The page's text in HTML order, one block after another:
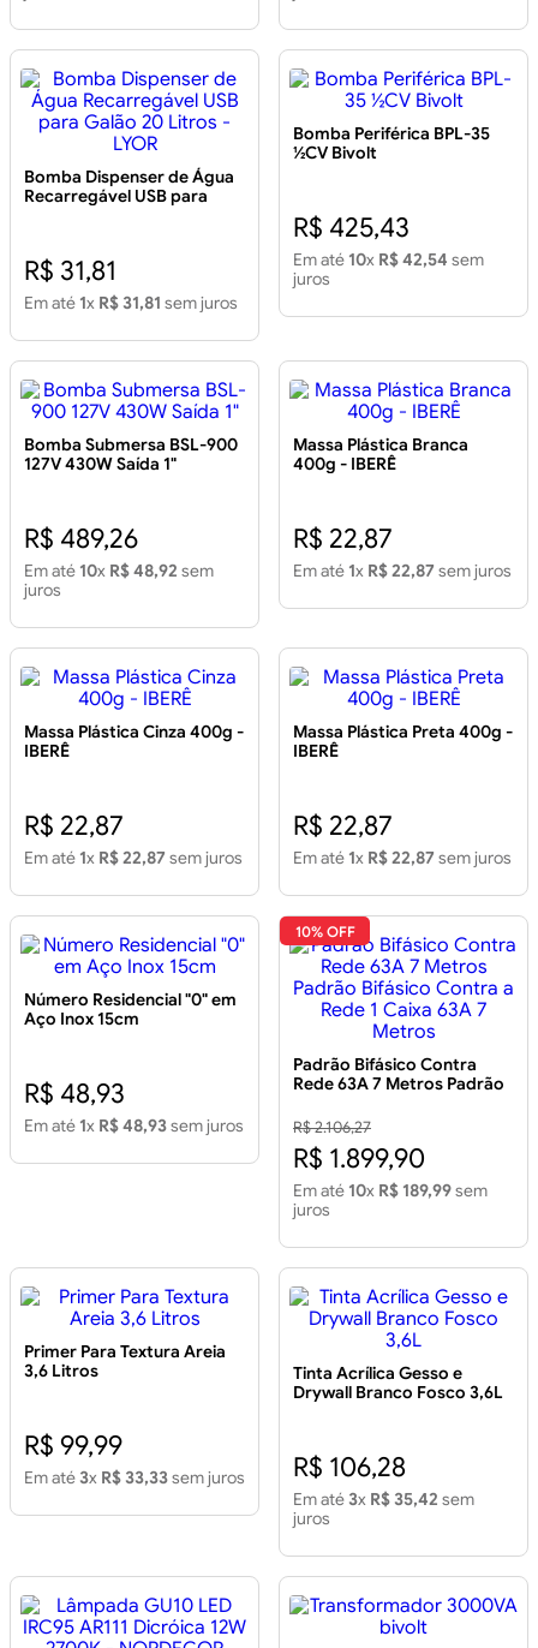
Bomba Dispenser de Água
Recarregável USB para
R$ 31,81
Em até 1x R$ 31,81 sem juros
Bomba Periférica BPL-35
½CV Bivolt
R$ 425,43
Em até 10x R$ 42,54 sem
juros
Bomba Submersa BSL-900
127V 430W Saída 1"
R$ 489,26
Em até 10x R$ 48,92 sem
juros
Massa Plástica Branca
400g - IBERÊ
R$ 22,87
Em até 1x R$ 22,87 sem juros
Massa Plástica Cinza 400g -
IBERÊ
R$ 22,87
Em até 1x R$ 22,87 sem juros
Massa Plástica Preta 400g -
IBERÊ
R$ 22,87
Em até 1x R$ 22,87 sem juros
Número Residencial "0" em
Aço Inox 15cm
R$ 48,93
Em até 1x R$ 48,93sem juros
10% OFF
Padrão Bifásico Contra
Rede 63A 7 Metros Padrão
Caixa 63A 7 Metros
R$ 2.106,27
R$ 1.899,90
Em até 10x R$ 189,99sem
juros
Primer Para Textura Areia
3,6 Litros
R$ 99,99
Em até 3x R$ 33,33sem juros
Tinta Acrílica Gesso e
Drywall Branco Fosco 3,6L
R$ 106,28
Em até 3x R$ 35,42 sem
juros